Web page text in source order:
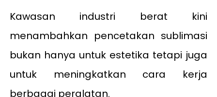
Kawasan industri berat kini
menambahkan pencetakan sublimasi
bukan hanya untuk estetika tetapi juga
untuk meningkatkan cara kerja
berbagai peralatan.